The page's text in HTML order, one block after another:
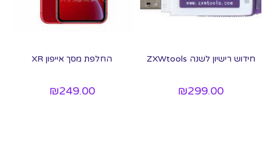
חידוש רישיון לשנה ZXWtools
₪299.00
החלפת מסך אייפון XR
₪249.00